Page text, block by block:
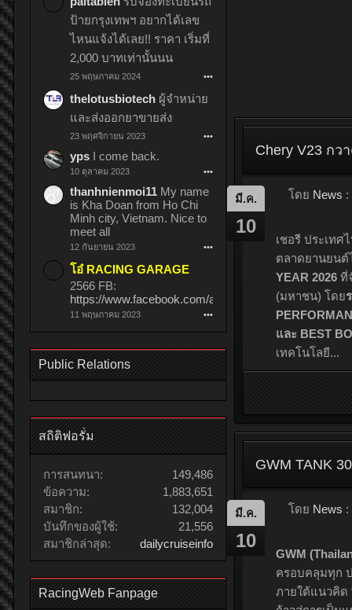
มี.ค. โดยNews:
ตลาดยานยน
และ BEST
เทคโนโลยี...
ป้ายกรุงเทพฯ อยากได้เลข
ไหนแจ้งได้เลย!! ราคา เริ่มที่
2,000 บาทเท่านั้นนน
25 พฤษภาคม 2024 •••
thelotusbiotech ผู้จำหน่าย
และส่งออกยาขายส่ง
23 พฤศจิกายน 2023 •••
yps I come back.
10 ตุลาคม 2023 •••
thanhnienmoi11 My name
is Kha Doan from Ho Chi
Minh city, Vietnam. Nice to
meet all
12 กันยายน 2023 •••
โอ๋ RACING GARAGE
2566 FB:
https://www.facebook.com/anna.kobonan
11 พฤษภาคม 2023 •••
Public Relations
สถิติฟอรั่ม
การสนทนา:
149,486
ข้อความ:
1,883,651
สมาชิก:
132,004
บันทึกของผู้ใช้:
21,556
สมาชิกล่าสุด:
dailycruiseinfo
RacingWeb Fanpage